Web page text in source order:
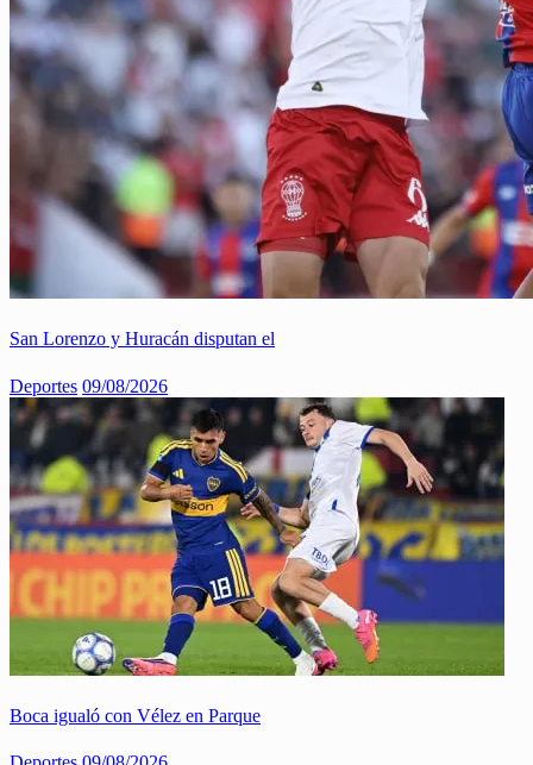
San Lorenzo y Huracán disputan el
Deportes 09/08/2026
Boca igualó con Vélez en Parque